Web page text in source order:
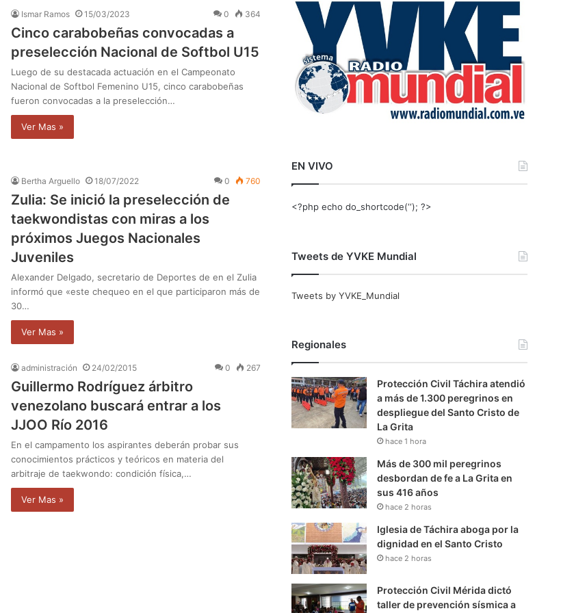
Ismar Ramos 15/03/2023 0 364
Cinco carabobeñas convocadas a
preselección Nacional de Softbol U15
Luego de su destacada actuación en el Campeonato
Nacional de Softbol Femenino U15, cinco carabobeñas
fueron convocadas a la preselección…
Ver Mas »
Bertha Arguello 18/07/2022 0 760
Zulia: Se inició la preselección de
taekwondistas con miras a los
próximos Juegos Nacionales
Juveniles
Alexander Delgado, secretario de Deportes de en el Zulia
informó que «este chequeo en el que participaron más de
30…
Ver Mas »
administración 24/02/2015 0 267
Guillermo Rodríguez árbitro
venezolano buscará entrar a los
JJOO Río 2016
En el campamento los aspirantes deberán probar sus
conocimientos prácticos y teóricos en materia del
arbitraje de taekwondo: condición física,…
Ver Mas »
r
EN VIVO
<?php echo do_shortcode(‘‘); ?>
Tweets de YVKE Mundial
Tweets by YVKE_Mundial
Regionales
Protección Civil Táchira atendió
a más de 1.300 peregrinos en
despliegue del Santo Cristo de
La Grita
hace 1 hora
Más de 300 mil peregrinos
desbordan de fe a La Grita en
sus 416 años
hace 2 horas
Iglesia de Táchira aboga por la
dignidad en el Santo Cristo
hace 2 horas
Protección Civil Mérida dictó
taller de prevención sísmica a